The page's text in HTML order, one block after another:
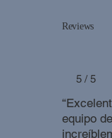
Reviews
equipo
5 / 5